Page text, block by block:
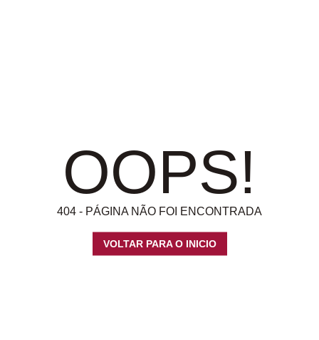
OOPS!
404 - PÁGINA NÃO FOI ENCONTRADA
VOLTAR PARA O INICIO